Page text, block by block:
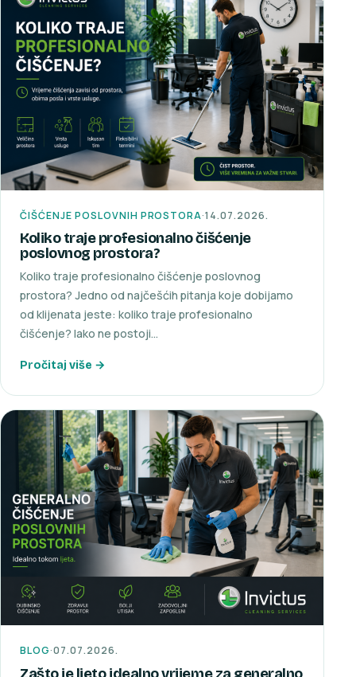
ČIŠĆENJE POSLOVNIH PROSTORA·14.07.2026.
Koliko traje profesionalno čišćenje
poslovnog prostora?
Koliko traje profesionalno čišćenje poslovnog
prostora? Jedno od najčešćih pitanja koje dobijamo
od klijenata jeste: koliko traje profesionalno
čišćenje? Iako ne postoji…
Pročitaj više →
BLOG·07.07.2026.
Zašto je ljeto idealno vrijeme za generalno